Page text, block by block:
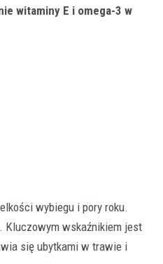
witaminy E i omega-3 w
wybiegu i pory roku.
Kluczowym wskaźnikiem jest
się ubytkami w trawie i